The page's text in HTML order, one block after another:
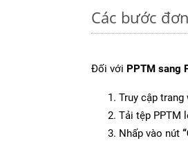
Các bước
Đối với PPTM sang
Truy cập trang
Tải tệp PPTM
Nhấp vào nút